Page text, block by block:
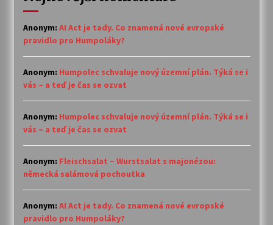
Anonym: AI Act je tady. Co znamená nové evropské
pravidlo pro Humpoláky?
Anonym: Humpolec schvaluje nový územní plán. Týká se i
vás – a teď je čas se ozvat
Anonym: Humpolec schvaluje nový územní plán. Týká se i
vás – a teď je čas se ozvat
Anonym: Fleischsalat – Wurstsalat s majonézou:
německá salámová pochoutka
Anonym: AI Act je tady. Co znamená nové evropské
pravidlo pro Humpoláky?